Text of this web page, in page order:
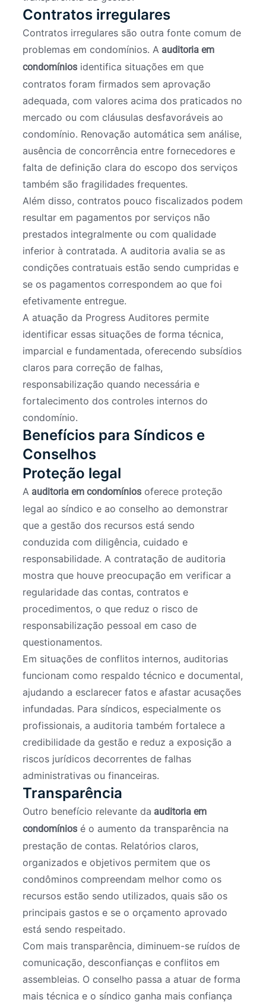
Contratos irregulares
Contratos irregulares são outra fonte comum de
problemas em condomínios. A auditoria em
condomínios identifica situações em que
contratos foram firmados sem aprovação
adequada, com valores acima dos praticados no
mercado ou com cláusulas desfavoráveis ao
condomínio. Renovação automática sem análise,
ausência de concorrência entre fornecedores e
falta de definição clara do escopo dos serviços
também são fragilidades frequentes.
Além disso, contratos pouco fiscalizados podem
resultar em pagamentos por serviços não
prestados integralmente ou com qualidade
inferior à contratada. A auditoria avalia se as
condições contratuais estão sendo cumpridas e
se os pagamentos correspondem ao que foi
efetivamente entregue.
A atuação da Progress Auditores permite
identificar essas situações de forma técnica,
imparcial e fundamentada, oferecendo subsídios
claros para correção de falhas,
responsabilização quando necessária e
fortalecimento dos controles internos do
condomínio.
Benefícios para Síndicos e
Conselhos
Proteção legal
A auditoria em condomínios oferece proteção
legal ao síndico e ao conselho ao demonstrar
que a gestão dos recursos está sendo
conduzida com diligência, cuidado e
responsabilidade. A contratação de auditoria
mostra que houve preocupação em verificar a
regularidade das contas, contratos e
procedimentos, o que reduz o risco de
responsabilização pessoal em caso de
questionamentos.
Em situações de conflitos internos, auditorias
funcionam como respaldo técnico e documental,
ajudando a esclarecer fatos e afastar acusações
infundadas. Para síndicos, especialmente os
profissionais, a auditoria também fortalece a
credibilidade da gestão e reduz a exposição a
riscos jurídicos decorrentes de falhas
administrativas ou financeiras.
Transparência
Outro benefício relevante da auditoria em
condomínios é o aumento da transparência na
prestação de contas. Relatórios claros,
organizados e objetivos permitem que os
condôminos compreendam melhor como os
recursos estão sendo utilizados, quais são os
principais gastos e se o orçamento aprovado
está sendo respeitado.
Com mais transparência, diminuem-se ruídos de
comunicação, desconfianças e conflitos em
assembleias. O conselho passa a atuar de forma
mais técnica e o síndico ganha mais confiança